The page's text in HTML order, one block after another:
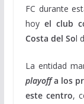
FC durante
hoyel club
Costa del Sol
La entidad
playoffa los
este centro,